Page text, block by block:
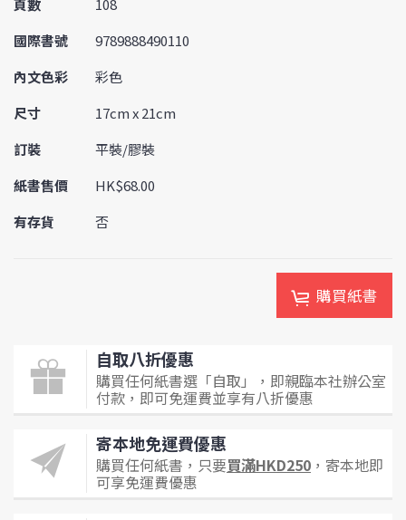
頁數
108
國際書號
9789888490110
內文色彩
彩色
尺寸
17cm x 21cm
訂裝
平裝/膠裝
紙書售價
HK$68.00
有存貨
否
購買紙書
自取八折優惠
購買任何紙書選「自取」，即親臨本社辦公室
付款，即可免運費並享有八折優惠
寄本地免運費優惠
購買任何紙書，只要買滿HKD250 ，寄本地即
可享免運費優惠